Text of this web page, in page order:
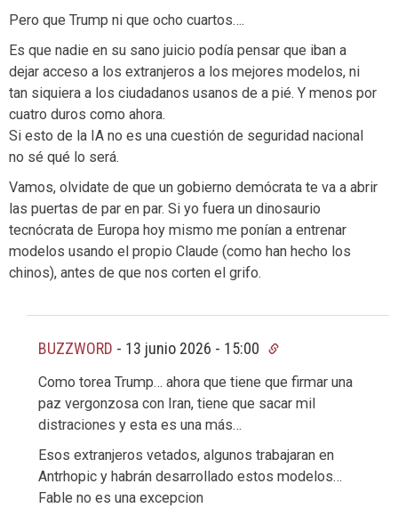
Pero que Trump ni que ocho cuartos….
Es que nadie en su sano juicio podía pensar que iban a
dejar acceso a los extranjeros a los mejores modelos, ni
tan siquiera a los ciudadanos usanos de a pié. Y menos por
cuatro duros como ahora.
Si esto de la IA no es una cuestión de seguridad nacional
no sé qué lo será.
Vamos, olvidate de que un gobierno demócrata te va a abrir
las puertas de par en par. Si yo fuera un dinosaurio
tecnócrata de Europa hoy mismo me ponían a entrenar
modelos usando el propio Claude (como han hecho los
chinos), antes de que nos corten el grifo.
BUZZWORD - 13 junio 2026 - 15:00
Como torea Trump… ahora que tiene que firmar una
paz vergonzosa con Iran, tiene que sacar mil
distraciones y esta es una más…
Esos extranjeros vetados, algunos trabajaran en
Antrhopic y habrán desarrollado estos modelos…
Fable no es una excepcion